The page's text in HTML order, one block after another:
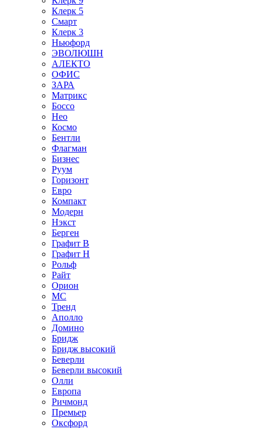
Клерк 5
Смарт
Клерк 3
Ньюфорд
ЭВОЛЮШН
АЛЕКТО
ОФИС
ЗАРА
Матрикс
Боссо
Нео
Космо
Бентли
Флагман
Бизнес
Руум
Горизонт
Евро
Компакт
Модерн
Нэкст
Берген
Графит В
Графит Н
Рольф
Райт
Орион
МС
Тренд
Аполло
Домино
Бридж
Бридж высокий
Беверли
Беверли высокий
Олли
Европа
Ричмонд
Премьер
Оксфорд